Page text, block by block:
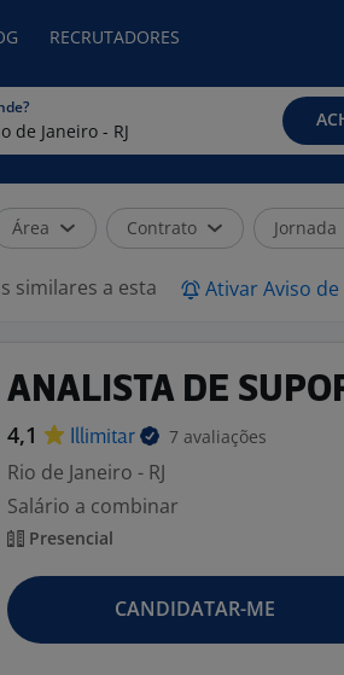
RECRUTADORES
Área Contrato Jornada
similares a esta Ativar Aviso de
ANALISTA DE
4,1 Illimitar 7 avaliações
Rio de Janeiro - RJ
Salário a combinar
Presencial
CANDIDATAR-ME